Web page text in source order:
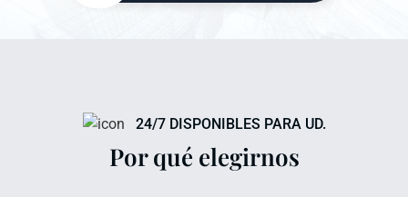
24/7 DISPONIBLES PARA UD.
Por qué elegirnos